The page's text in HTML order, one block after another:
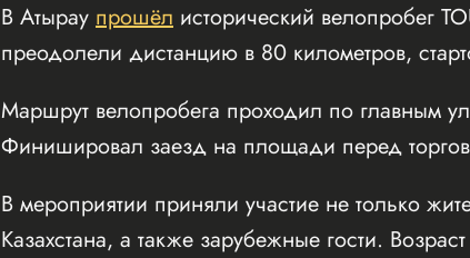
В Атырау прошёл исторический велопробег
преодолели дистанцию в 80 километров,
Маршрут велопробега проходил по главным
Финишировал заезд на площади перед
В мероприятии приняли участие не только
Казахстана, а также зарубежные гости.